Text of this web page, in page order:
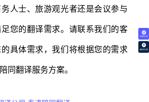
免费试译
翻译价格
士、旅游观光者还是会议参与
您的翻译需求。请联系我们的客
具体需求，我们将根据您的需求
同翻译服务方案。